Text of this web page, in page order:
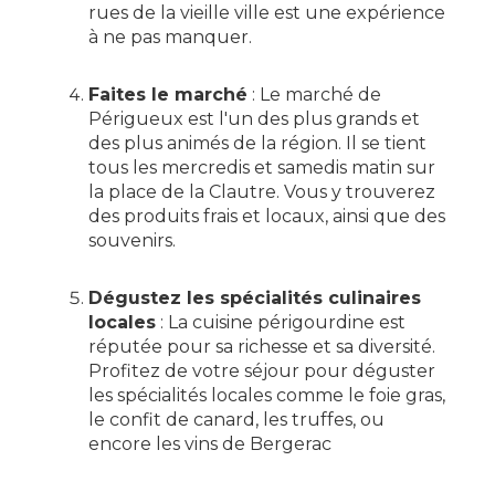
rues de la vieille ville est une expérience
à ne pas manquer.
Faites le marché : Le marché de
Périgueux est l'un des plus grands et
des plus animés de la région. Il se tient
tous les mercredis et samedis matin sur
la place de la Clautre. Vous y trouverez
des produits frais et locaux, ainsi que des
souvenirs.
Dégustez les spécialités culinaires
locales : La cuisine périgourdine est
réputée pour sa richesse et sa diversité.
Profitez de votre séjour pour déguster
les spécialités locales comme le foie gras,
le confit de canard, les truffes, ou
encore les vins de Bergerac